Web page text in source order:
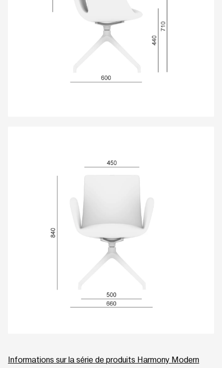
Informations sur la série de produits Harmony Modern